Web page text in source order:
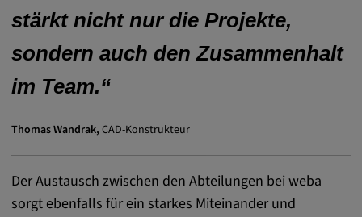
stärkt nicht nur die Projekte,
sondern auch den Zusammenhalt
im Team.“
Thomas Wandrak, CAD-Konstrukteur
Der Austausch zwischen den Abteilungen bei weba
sorgt ebenfalls für ein starkes Miteinander und
Verhaltens auf verschiedenen Websites
und/oder der Bereitstellung personalisierter
Werbung.
Zweck: